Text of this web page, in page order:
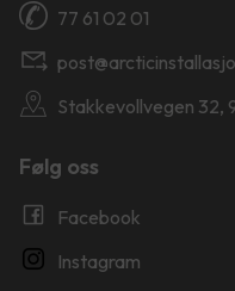
77 61 02 01
Stakkevollvegen 32,
Følg oss
Facebook
Instagram